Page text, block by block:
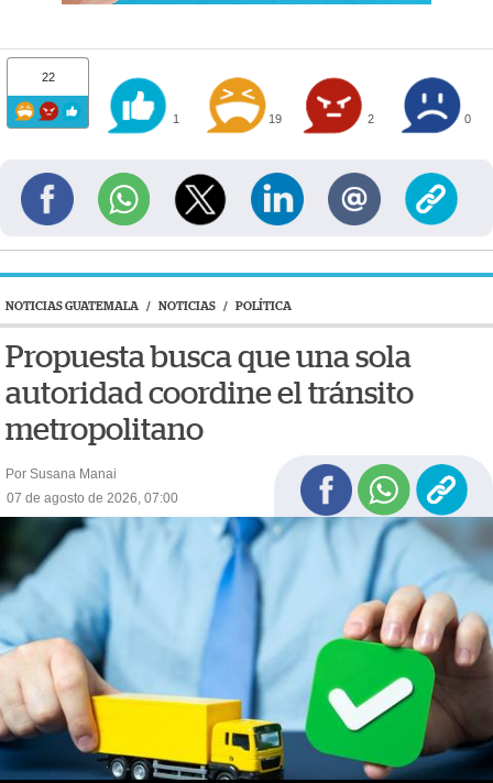
22
1 19 2 0
NOTICIAS GUATEMALA / NOTICIAS / POLÍTICA
Propuesta busca que una sola
autoridad coordine el tránsito
metropolitano
Por Susana Manai
07 de agosto de 2026, 07:00